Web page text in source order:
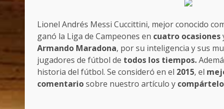
Lionel Andrés Messi Cuccittini, mejor conocido
ganó la Liga de Campeones en cuatro ocasiones
Armando Maradona, por su inteligencia y sus
jugadores de fútbol de todos los tiempos.
historia del fútbol. Se consideró en el 2015, el
comentariosobre nuestro artículo y